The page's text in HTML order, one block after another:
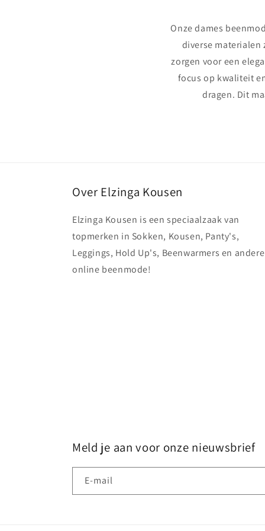
Onze dames
diverse materialen
zorgen voor een
focus op kwaliteit
dragen. Dit
Over Elzinga Kousen
Elzinga Kousen is een speciaalzaak van
topmerken in Sokken, Kousen, Panty's,
Leggings, Hold Up's, Beenwarmers en andere
online beenmode!
Meld je aan voor onze nieuwsbrief
E‑mail